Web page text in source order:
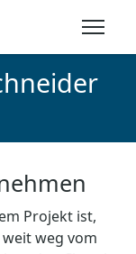
Projekt ist,
weg vom